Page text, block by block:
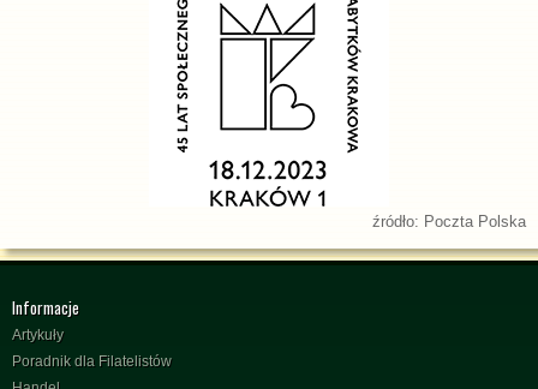
źródło: Poczta Polska
Informacje
Artykuły
Poradnik dla Filatelistów